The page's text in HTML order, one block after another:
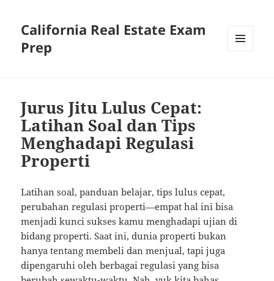
California Real Estate Exam
Prep
Jurus Jitu Lulus Cepat:
Latihan Soal dan Tips
Menghadapi Regulasi
Properti
Latihan soal, panduan belajar, tips lulus cepat,
perubahan regulasi properti—empat hal ini bisa
menjadi kunci sukses kamu menghadapi ujian di
bidang properti. Saat ini, dunia properti bukan
hanya tentang membeli dan menjual, tapi juga
dipengaruhi oleh berbagai regulasi yang bisa